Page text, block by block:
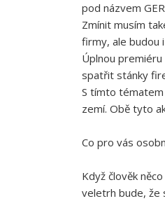
pod názvem
Zmínit musím
firmy, ale budou
Úplnou
spatřit stánky
S tímto tématem
zemí. Obě tyto
Co pro vás
Když člověk
veletrh bude, že